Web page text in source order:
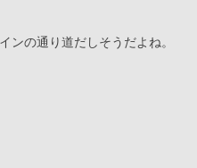
ンの通り道だしそうだよね。